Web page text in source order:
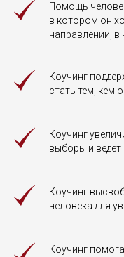
Помощь
в котором он
направлении, в
Коучинг
стать тем, кем
Коучинг
выборы и
Коучинг
человека для
Коучинг